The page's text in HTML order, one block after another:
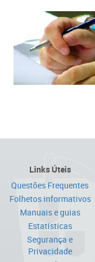
Links Úteis
Questões Frequentes
Folhetos informativos
Manuais e guias
Estatísticas
Segurança e
Privacidade